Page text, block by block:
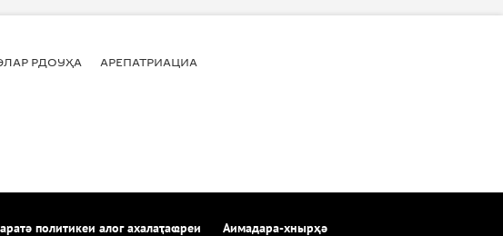
РДОУҲА АРЕПАТРИАЦИА
политикеи алог ахалаҭаҩреи Аимадара-хнырҳә